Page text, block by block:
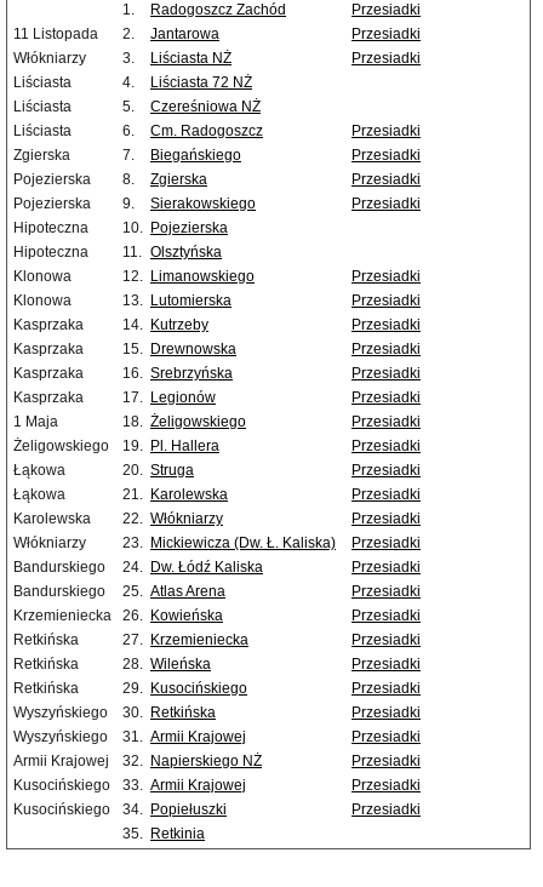
1.
Radogoszcz Zachód
Przesiadki
11 Listopada
2. Jantarowa
Przesiadki
Włókniarzy
3. Liściasta NŻ
Przesiadki
Liściasta
4.
Liściasta 72 NŻ
Liściasta
5.
Czereśniowa NŻ
Liściasta
6. Cm. Radogoszcz
Przesiadki
Zgierska
7. Biegańskiego
Przesiadki
Pojezierska
8. Zgierska
Przesiadki
Pojezierska
9. Sierakowskiego
Przesiadki
Hipoteczna
10. Pojezierska
Hipoteczna
11. Olsztyńska
Klonowa
12. Limanowskiego
Przesiadki
Klonowa
13. Lutomierska
Przesiadki
Kasprzaka
14. Kutrzeby
Przesiadki
Kasprzaka
15. Drewnowska
Przesiadki
Kasprzaka
16. Srebrzyńska
Przesiadki
Kasprzaka
17. Legionów
Przesiadki
1 Maja
18. Żeligowskiego
Przesiadki
Żeligowskiego
19. Pl. Hallera
Przesiadki
Łąkowa
20. Struga
Przesiadki
Łąkowa
21. Karolewska
Przesiadki
Karolewska
22. Włókniarzy
Przesiadki
Włókniarzy
23. Mickiewicza (Dw. Ł. Kaliska)
Przesiadki
Bandurskiego
24. Dw. Łódź Kaliska
Przesiadki
Bandurskiego
25. Atlas Arena
Przesiadki
Krzemieniecka
26. Kowieńska
Przesiadki
Retkińska
27. Krzemieniecka
Przesiadki
Retkińska
28. Wileńska
Przesiadki
Retkińska
29. Kusocińskiego
Przesiadki
Wyszyńskiego
30. Retkińska
Przesiadki
Wyszyńskiego
31. Armii Krajowej
Przesiadki
Armii Krajowej
32. Napierskiego NŻ
Przesiadki
Kusocińskiego
33. Armii Krajowej
Przesiadki
Kusocińskiego
34. Popiełuszki
Przesiadki
35. Retkinia